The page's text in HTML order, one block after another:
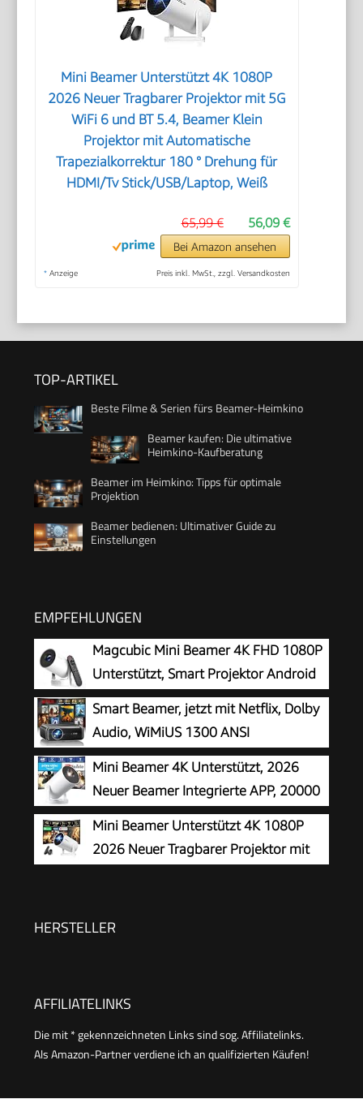
Mini Beamer Unterstützt 4K 1080P
2026 Neuer Tragbarer Projektor mit 5G
WiFi 6 und BT 5.4, Beamer Klein
Projektor mit Automatische
Trapezialkorrektur 180 ° Drehung für
HDMI/Tv Stick/USB/Laptop, Weiß
56,09 €
65,99 €
Bei Amazon ansehen
* Anzeige Preis inkl. MwSt., zzgl. Versandkosten
TOP-ARTIKEL
Beste Filme & Serien fürs Beamer-Heimkino
Beamer kaufen: Die ultimative
Heimkino-Kaufberatung
Beamer im Heimkino: Tipps für optimale
Projektion
Beamer bedienen: Ultimativer Guide zu
Einstellungen
EMPFEHLUNGEN
Magcubic Mini Beamer 4K FHD 1080P
Unterstützt, Smart Projektor Android
14
Smart Beamer, jetzt mit Netflix, Dolby
Audio, WiMiUS 1300 ANSI
Autofokus/6D Trapezkorrektur Led
Beamer 4K Heimkino Unterstützt, WiFi
Bluetooth Full HD 1080P Outdoor
Deckenmontage Projektor für Handy
Mini Beamer 4K Unterstützt, 2026
Neuer Beamer Integrierte APP, 20000
Lumens mit Android 14, Automatische
Trapezkorrektur, WiFi 6 und Bluetooth 5.4, 180°
Dreh Projektor Tragbar Heimkino
Mini Beamer Unterstützt 4K 1080P
2026 Neuer Tragbarer Projektor mit
180 ° Drehung für HDMI/Tv Stick/USB/Laptop,
HERSTELLER
AFFILIATELINKS
Die mit * gekennzeichneten Links sind sog. Affiliatelinks.
Als Amazon-Partner verdiene ich an qualifizierten Käufen!